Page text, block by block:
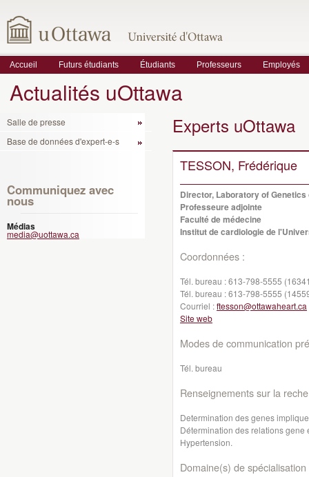
Accueil Futurs étudiants Étudiants Professeurs Employés
Actualités uOttawa
Salle de presse
Base de données d'expert-e-s
Communiquez avec
nous
Médias
media@uottawa.ca
Experts uOttawa
TESSON, Frédérique
Director, Laboratory of
Professeure adjointe
Faculté de médecine
Institut de cardiologie de
Coordonnées :
Tél. bureau :613-798-5555
Tél. bureau :613-798-5555
Courriel :ftesson@ottawaheart.ca
Site web
Modes de communication
Tél. bureau
Renseignements sur la
Determination des genes
Détermination des relations
Hypertension.
Domaine(s) de spécialisation